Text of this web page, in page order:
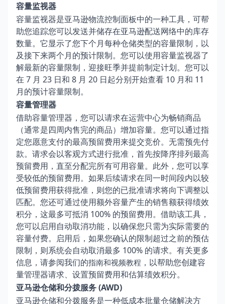
容量监视器
容量监视器是亚马逊物流控制面板中的一种工具，可帮
助您追踪您可以发送并储存在亚马逊配送网络中的库存
数量。它显示了您下个月每种仓储类型的容量限制，以
及接下来两个月的预计限制。您可以使用容量监视器了
解最新的容量限制，迎接旺季并提前制定计划。您可以
在 7 月 23 日和 8 月 20 日起分别开始查看 10 月和 11
月的预计容量限制。
容量管理器
借助容量管理器，您可以请求在运营中心为畅销商品
（通常是四周内售完的商品）增加容量。您可以通过指
定您愿意支付的最高预留费用来提交竞价。无需预先付
款。请求会以客观方式进行批准，首先按降序排列最高
预留费用，直至分配完所有可用容量。此外，您可以享
受较低的预留费用。如果后续请求在同一时间段内以较
低预留费用获得批准，则您的已批准请求将向下调整以
匹配。您还可通过使用额外容量产生的销售额获得绩效
积分，这最多可抵消 100% 的预留费用。借助该工具，
您可以启用自动取消功能，以确保您只需为实际需要的
容量付费。启用后，如果您确认的限制超过之前的预估
限制，则系统会自动取消最多 100% 的请求。有关更多
信息，请参阅我们的指南和视频教程 ，以帮助您创建容
量管理器请求、设置预留费用和估算绩效积分。
亚马逊仓储和分拨服务 (AWD)
亚马逊仓储和分拨服务是一种低成本批量仓储解决方